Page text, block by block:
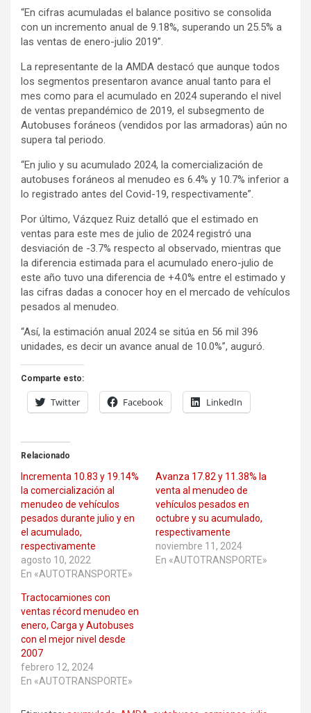
“En cifras acumuladas el balance positivo se consolida
con un incremento anual de 9.18%, superando un 25.5% a
las ventas de enero-julio 2019”.
La representante de la AMDA destacó que aunque todos
los segmentos presentaron avance anual tanto para el
mes como para el acumulado en 2024 superando el nivel
de ventas prepandémico de 2019, el subsegmento de
Autobuses foráneos (vendidos por las armadoras) aún no
supera tal periodo.
“En julio y su acumulado 2024, la comercialización de
autobuses foráneos al menudeo es 6.4% y 10.7% inferior a
lo registrado antes del Covid-19, respectivamente”.
Por último, Vázquez Ruiz detalló que el estimado en
ventas para este mes de julio de 2024 registró una
desviación de -3.7% respecto al observado, mientras que
la diferencia estimada para el acumulado enero-julio de
este año tuvo una diferencia de +4.0% entre el estimado y
las cifras dadas a conocer hoy en el mercado de vehículos
pesados al menudeo.
“Así, la estimación anual 2024 se sitúa en 56 mil 396
unidades, es decir un avance anual de 10.0%”, auguró.
Comparte esto:
Twitter Facebook LinkedIn
Relacionado
Incrementa 10.83 y 19.14%
la comercialización al
menudeo de vehículos
pesados durante julio y en
el acumulado,
respectivamente
agosto 10, 2022
En «AUTOTRANSPORTE»
Avanza 17.82 y 11.38% la
venta al menudeo de
vehículos pesados en
octubre y su acumulado,
respectivamente
noviembre 11, 2024
En «AUTOTRANSPORTE»
Tractocamiones con
ventas récord menudeo en
enero, Carga y Autobuses
con el mejor nivel desde
2007
febrero 12, 2024
En «AUTOTRANSPORTE»